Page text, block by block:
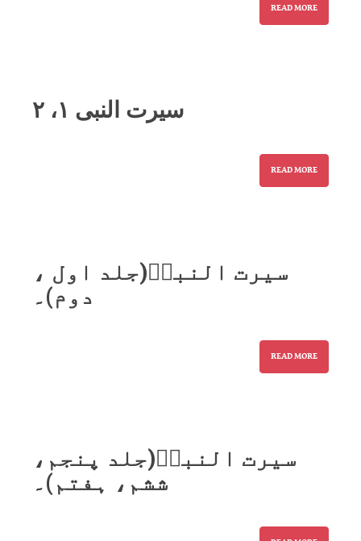
READ MORE
سیرت النبی ۱، ۲
READ MORE
سیرت النبیؐ(جلد اول ،
دوم)۔
READ MORE
سیرت النبیؐ(جلد پنجم،
ششم، ہفتم)۔